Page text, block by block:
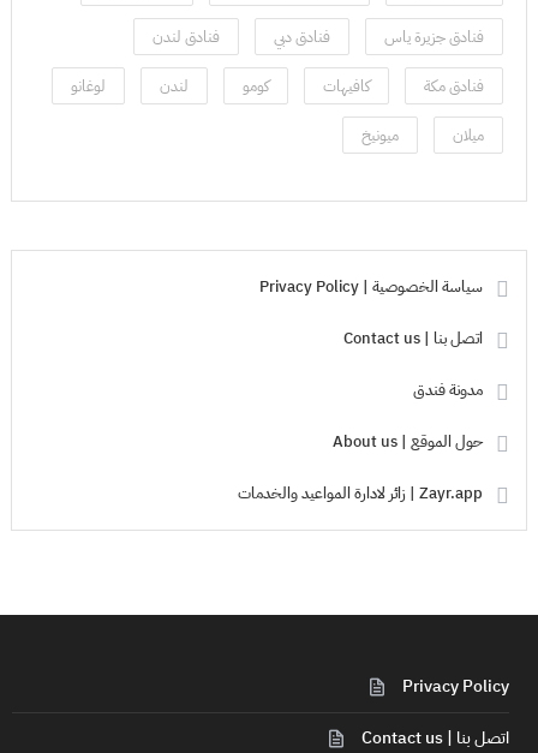
فنادق جزيرة ياس فنادق دبي فنادق لندن
فنادق مكة كافيهات كومو لندن لوغانو
ميلان ميونيخ
سياسة الخصوصية | Privacy Policy
اتصل بنا | Contact us
مدونة فندق
حول الموقع | About us
Zayr.app | زائر لادارة المواعيد والخدمات
Privacy Policy
اتصل بنا | Contact us